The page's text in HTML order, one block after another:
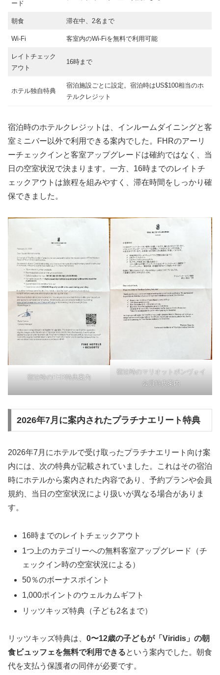
ード
朝食 滞在中、2名まで
Wi-Fi 客室内のWi-Fiを無料で利用可能
レイトチェック
アウト
16時まで
ホテル独自特典
宿泊施設ごとに設定。宿泊時はUS$100相当のホ
テルクレジット
宿泊時のホテルクレジットは、インルームダイニングと客
室ミニバー以外で利用できる案内でした。FHRのアーリ
ーチェックインと客室アップグレードは確約ではなく、当
日の空室状況で決まります。一方、16時までのレイトチ
ェックアウトは旅程を組みやすく、滞在時間をしっかり確
保できました。
宿泊時のFHR特典案内
宿泊時のマリオットボンヴォイ
会員特典案内
2026年7月に案内されたプラチナエリート特典
2026年7月にホテルで受け取ったプラチナエリート向け案
内には、次の特典が記載されていました。これはその宿泊
時にホテルから案内された内容であり、予約プランや会員
規約、当日の空室状況により扱いが異なる場合がありま
す。
16時までのレイトチェックアウト
1つ上のカテゴリーへの無料客室アップグレード（チ
ェックイン時の空室状況による）
50％のボーナスポイント
1,000ポイントのウェルカムギフト
リッツキッズ特典（子ども2名まで）
リッツキッズ特典は、 0〜12歳の子どもが「Viridis」の朝
食ビュッフェを無料で利用できるという案内でした。朝食
代を支払う保護者の同伴が必要です。